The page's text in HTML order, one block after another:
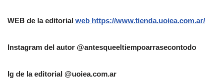
WEB de la editorial web https://www.tienda.uoiea.com.ar/
Instagram del autor @antesqueeltiempoarrasecontodo
Ig de la editorial @uoiea.com.ar